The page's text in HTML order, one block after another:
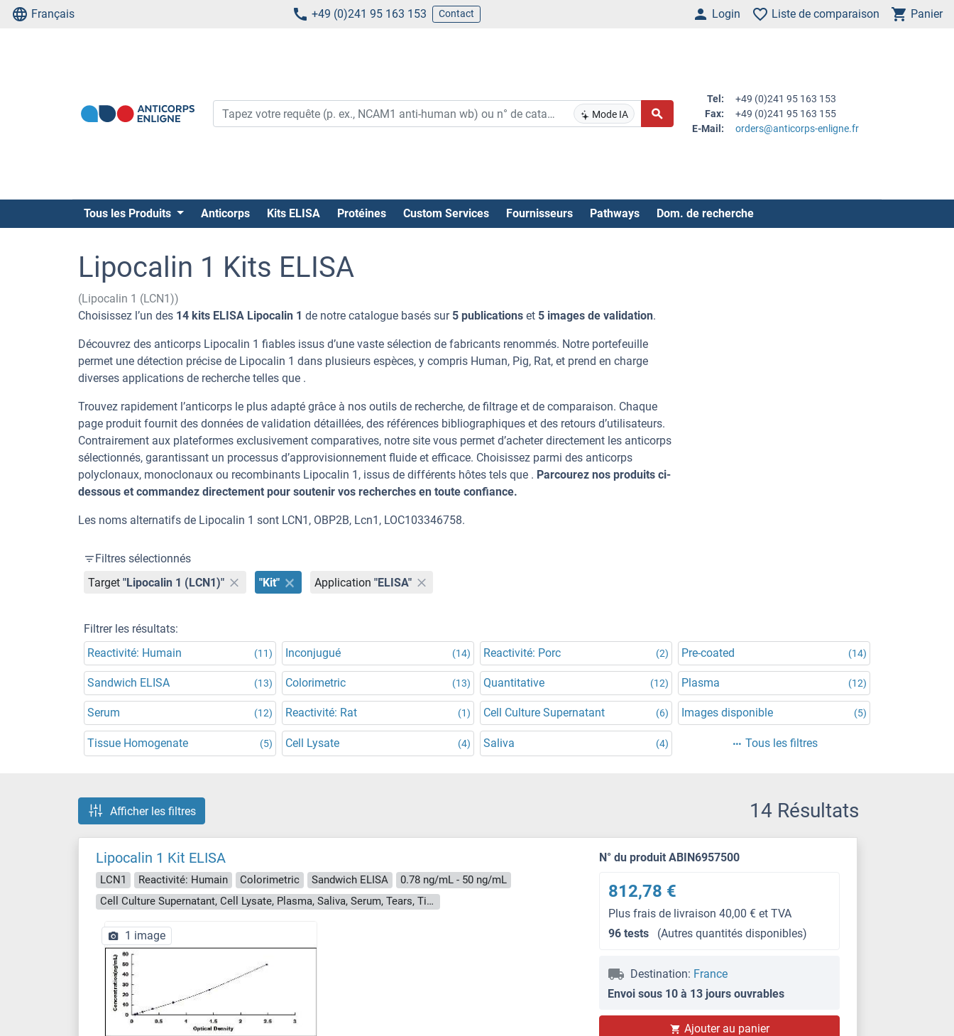
Français +49 (0)241 95 163 153 Contact Login Liste de comparaison Panier
Mode IA
Tel:
+49 (0)241 95 163 153
Fax:
+49 (0)241 95 163 155
E-Mail:
orders@anticorps-enligne.fr
Tous les Produits Anticorps Kits ELISA Protéines Custom Services Fournisseurs Pathways Dom. de recherche
Lipocalin 1 Kits ELISA
(Lipocalin 1 (LCN1))
Choisissez l’un des 14 kits ELISA Lipocalin 1 de notre catalogue basés sur 5 publications et 5 images de validation.
Découvrez des anticorps Lipocalin 1 fiables issus d’une vaste sélection de fabricants renommés. Notre portefeuille
permet une détection précise de Lipocalin 1 dans plusieurs espèces, y compris Human, Pig, Rat, et prend en charge
diverses applications de recherche telles que .
Trouvez rapidement l’anticorps le plus adapté grâce à nos outils de recherche, de filtrage et de comparaison. Chaque
page produit fournit des données de validation détaillées, des références bibliographiques et des retours d’utilisateurs.
Contrairement aux plateformes exclusivement comparatives, notre site vous permet d’acheter directement les anticorps
sélectionnés, garantissant un processus d’approvisionnement fluide et efficace. Choisissez parmi des anticorps
polyclonaux, monoclonaux ou recombinants Lipocalin 1, issus de différents hôtes tels que . Parcourez nos produits ci-
dessous et commandez directement pour soutenir vos recherches en toute confiance.
Les noms alternatifs de Lipocalin 1 sont LCN1, OBP2B, Lcn1, LOC103346758.
Filtres sélectionnés
Target "Lipocalin 1 (LCN1)" "Kit" Application "ELISA"
Filtrer les résultats:
Reactivité: Humain
(11) Inconjugué (14) Reactivité: Porc (2) Pre-coated (14)
Sandwich ELISA (13) Colorimetric (13) Quantitative (12) Plasma (12)
Serum (12) Reactivité: Rat (1) Cell Culture Supernatant (6) Images disponible (5)
Tissue Homogenate (5) Cell Lysate (4) Saliva (4) Tous les filtres
Afficher les filtres 14 Résultats
Lipocalin 1 Kit ELISA
LCN1 Reactivité: Humain Colorimetric Sandwich ELISA
0.78 ng/mL - 50 ng/mL
Cell Culture Supernatant, Cell Lysate, Plasma, Saliva, Serum, Tears, Tissue Homogenate
1 image
N° du produit ABIN6957500
812,78 €
Plus frais de livraison 40,00 € et TVA
96 tests
(Autres quantités disponibles)
Destination: France
Envoi sous 10 à 13 jours ouvrables
Ajouter au panier